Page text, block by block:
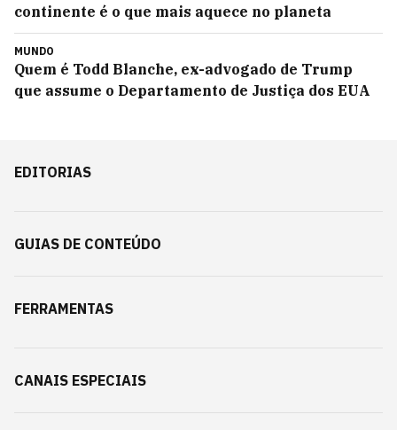
continente é o que mais aquece no planeta
MUNDO
Quem é Todd Blanche, ex-advogado de Trump
que assume o Departamento de Justiça dos EUA
EDITORIAS
GUIAS DE CONTEÚDO
FERRAMENTAS
CANAIS ESPECIAIS